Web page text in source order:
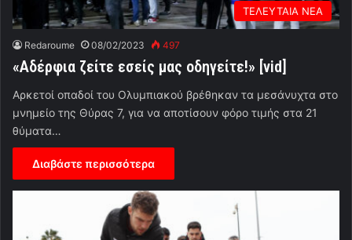
ΤΕΛΕΥΤΑΙΑ ΝΕΑ
Redaroume 08/02/2023 497
«Αδέρφια ζείτε εσείς μας οδηγείτε!» [vid]
Αρκετοί οπαδοί του Ολυμπιακού βρέθηκαν τα μεσάνυχτα στο
μνημείο της Θύρας 7, για να αποτίσουν φόρο τιμής στα 21
θύματα…
Διαβάστε περισσότερα